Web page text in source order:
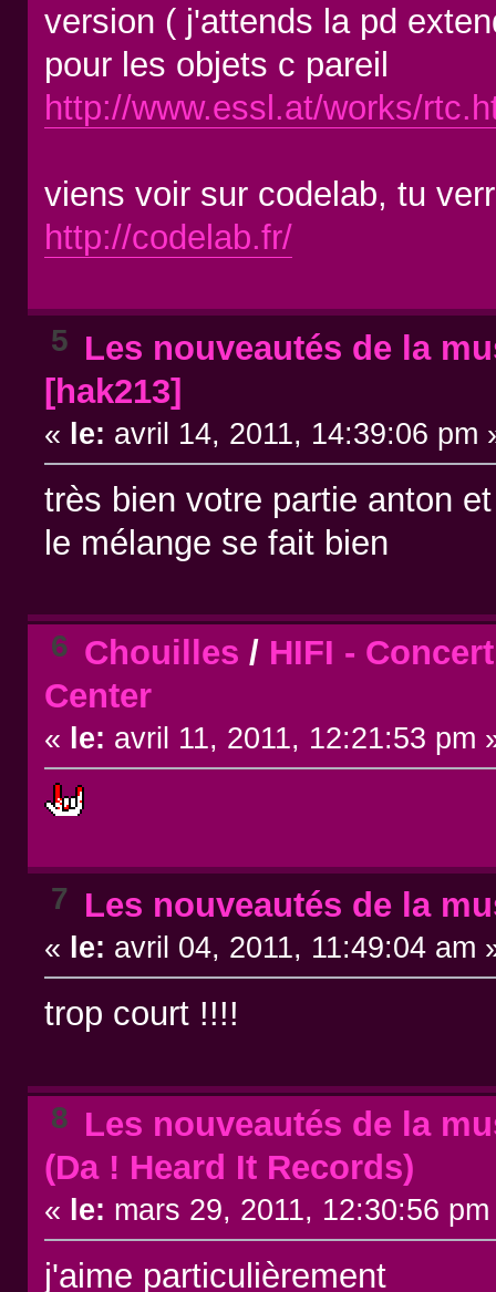
version ( j'attends la pd
pour les objets c pareil
http://www.essl.at/works/
viens voir sur codelab, tu
http://codelab.fr/
5 Les nouveautés de la
[hak213]
« le: avril 14, 2011, 14:39:06 pm
très bien votre partie anton
le mélange se fait bien
6 Chouilles / HIFI -
Center
« le: avril 11, 2011, 12:21:53 pm
7 Les nouveautés de la
« le: avril 04, 2011, 11:49:04 am
trop court !!!!
8 Les nouveautés de la
(Da ! Heard It Records)
« le: mars 29, 2011, 12:30:56
j'aime particulièrement